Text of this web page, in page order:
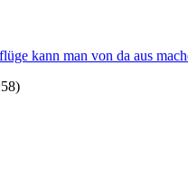
kann man von da aus